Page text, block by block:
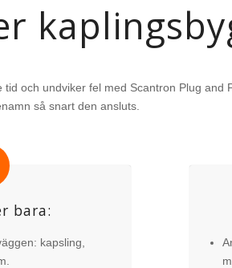
och undviker fel med Scantron Plug
så snart den ansluts.
bara:
kapsling,